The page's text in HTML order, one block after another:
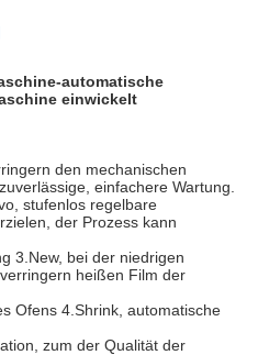
automatische
einwickelt
den mechanischen
einfachere Wartung.
stufenlos regelbare
der Prozess kann
3.New, bei der niedrigen
heißen Film der
Ofens 4.Shrink, automatische
zum der Qualität der